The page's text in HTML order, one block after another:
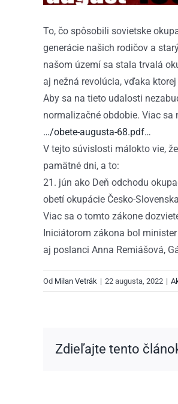
To, čo spôsobili sovietske
generácie našich rodičov a
našom území sa stala trvalá
aj nežná revolúcia, vďaka
Aby sa na tieto udalosti
normalizačné obdobie. Viac
…/obete-augusta-68.pdf…
V tejto súvislosti málokto vie,
pamätné dni, a to:
21. jún ako Deň odchodu
obetí okupácie Česko-
Viac sa o tomto zákone
Iniciátorom zákona bol
aj poslanci Anna Remiášová,
Od Milan Vetrák | 22 augusta, 2022 |
Zdieľajte tento